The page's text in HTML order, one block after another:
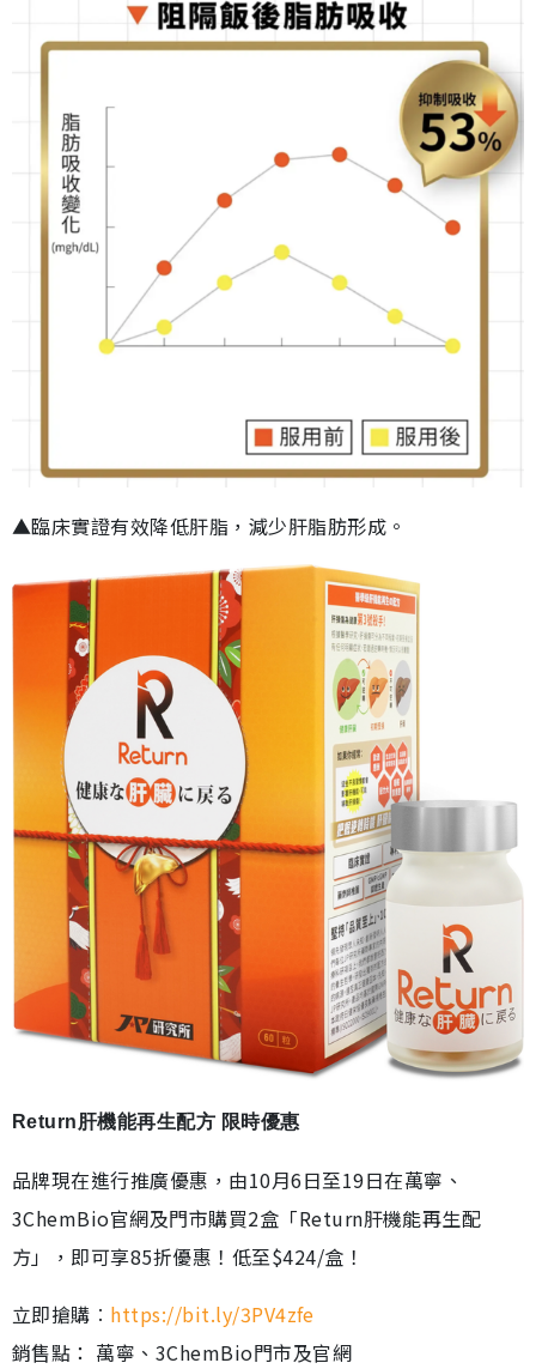
▲臨床實證有效降低肝脂，減少肝脂肪形成。
Return肝機能再生配方 限時優惠
品牌現在進行推廣優惠，由10月6日至19日在萬寧、
3ChemBio官網及門市購買2盒「Return肝機能再生配
方」，即可享85折優惠！低至$424/盒！
立即搶購︰ https://bit.ly/3PV4zfe
銷售點： 萬寧、3ChemBio門市及官網